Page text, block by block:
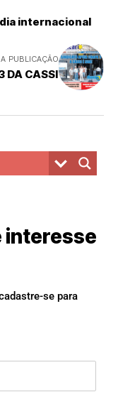
internacional
PUBLICAÇÃO
DA CASSI
interesse
se para